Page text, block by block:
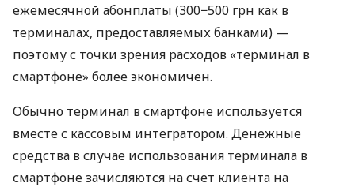
ежемесячной абонплаты (300−500 грн как в
терминалах, предоставляемых банками) —
поэтому с точки зрения расходов «терминал в
смартфоне» более экономичен.
Обычно терминал в смартфоне используется
вместе с кассовым интегратором. Денежные
средства в случае использования терминала в
смартфоне зачисляются на счет клиента на